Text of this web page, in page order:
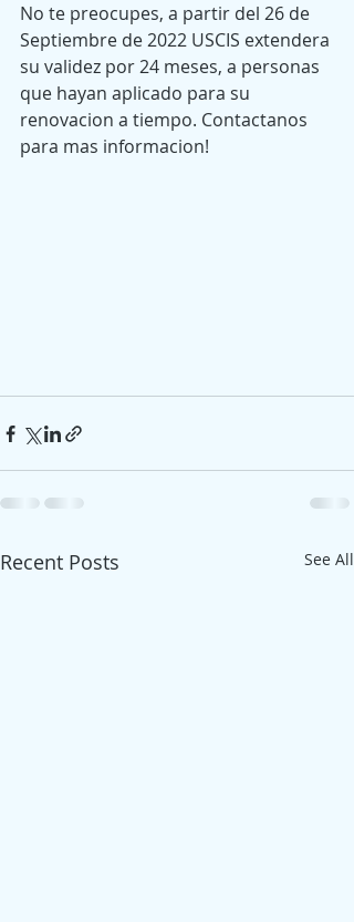
No te preocupes, a partir del 26 de
Septiembre de 2022 USCIS extendera
su validez por 24 meses, a personas
que hayan aplicado para su
renovacion a tiempo. Contactanos
para mas informacion!
Recent Posts See All